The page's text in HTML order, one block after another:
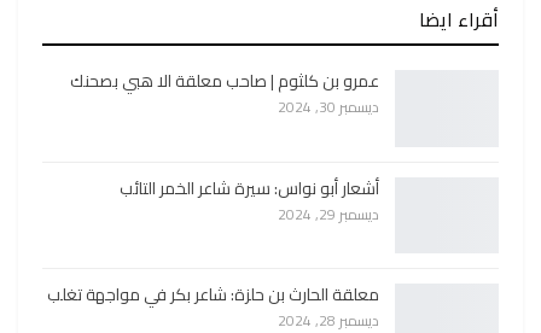
أقراء ايضا
عمرو بن كلثوم | صاحب معلقة الا هبي بصحنك
ديسمبر 30, 2024
أشعار أبو نواس: سيرة شاعر الخمر التائب
ديسمبر 29, 2024
معلقة الحارث بن حلزة: شاعر بكر في مواجهة تغلب
ديسمبر 28, 2024